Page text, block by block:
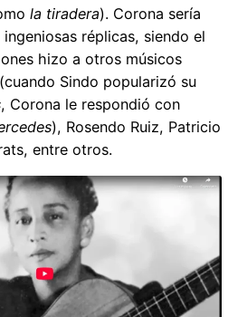
la tiradera). Corona sería
réplicas, siendo el
hizo a otros músicos
(cuando Sindo popularizó su
, Corona le respondió con
), Rosendo Ruiz, Patricio
entre otros.